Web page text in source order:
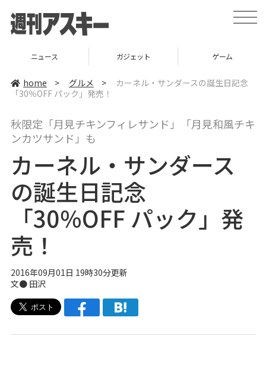
t
o
a
v
t
ニュース ガジェット ゲーム
home > グルメ >
カーネル・サンダースの誕生日記念
「30％OFF パック」発売！
秋限定「月見チキンフィレサンド」「月見和風チキ
ンカツサンド」も
カーネル・サンダース
の誕生日記念
「30％OFF パック」発
売！
2016年09月01日 19時30分更新
文● 田沢